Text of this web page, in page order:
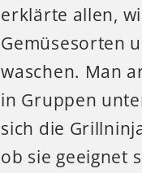
erklärte allen,
Gemüsesorten
waschen. Man
in Gruppen
sich die
ob sie geeignet